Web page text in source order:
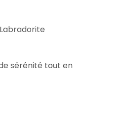
sérénité tout en